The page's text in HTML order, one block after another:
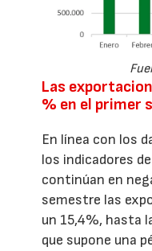
Las
% en el primer
En línea con los
los indicadores
continúan en
semestre las
un 15,4%, hasta
que supone una